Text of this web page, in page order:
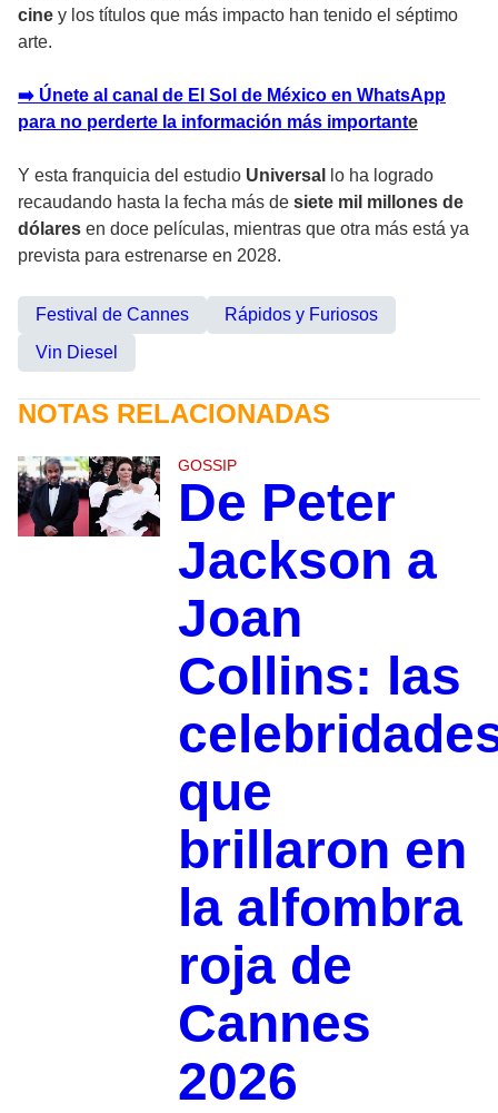
cine y los títulos que más impacto han tenido el séptimo
arte.
➡️ Únete al canal de El Sol de México en WhatsApp
para no perderte la información más importante
Y esta franquicia del estudio Universal
lo ha logrado
recaudando hasta la fecha más de siete mil millones de
dólares en doce películas, mientras que otra más está ya
prevista para estrenarse en 2028.
Festival de Cannes
Rápidos y Furiosos
Vin Diesel
NOTAS RELACIONADAS
GOSSIP
De Peter
Jackson a
Joan
Collins: las
que
brillaron en
la alfombra
roja de
Cannes
2026